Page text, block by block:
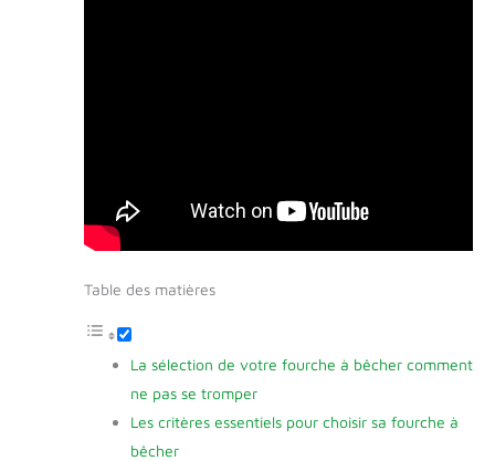
Table des matières
La sélection de votre fourche à bêcher comment
ne pas se tromper
Les critères essentiels pour choisir sa fourche à
bêcher